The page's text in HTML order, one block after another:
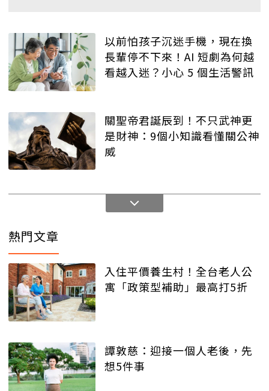
以前怕孩子沉迷手機，現在換
長輩停不下來！AI 短劇為何越
看越入迷？小心 5 個生活警訊
關聖帝君誕辰到！不只武神更
是財神：9個小知識看懂關公神
威
熱門文章
入住平價養生村！全台老人公
寓「政策型補助」最高打5折
譚敦慈：迎接一個人老後，先
想5件事